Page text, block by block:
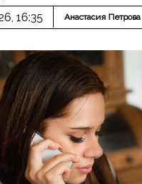
16:35 Анастасия Петрова